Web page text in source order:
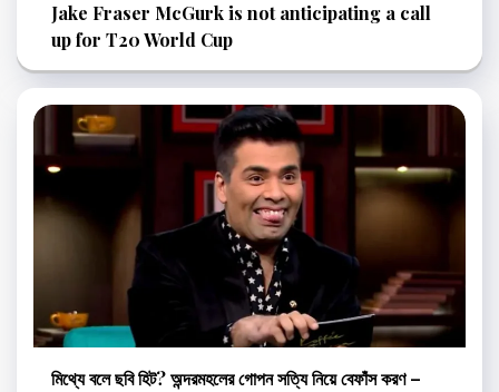
Jake Fraser McGurk is not anticipating a call
up for T20 World Cup
মিথ্যে বলে ছবি হিট? অন্দরমহলের গোপন সত্যি নিয়ে বেফাঁস করণ –